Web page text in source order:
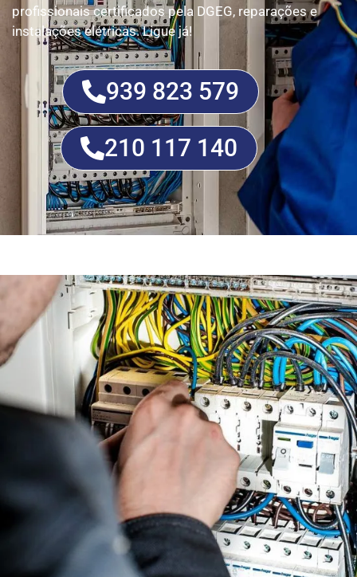
profissionais certificados pela DGEG, reparações e
instalações elétricas. Ligue já!
939 823 579
210 117 140